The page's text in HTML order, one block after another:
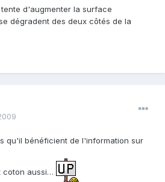
d'augmenter la surface
dégradent des deux côtés de la
qu'il bénéficient de l'information sur
coton aussi…